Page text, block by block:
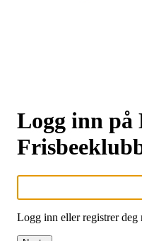
Logg inn på
Logg inn eller registrer deg